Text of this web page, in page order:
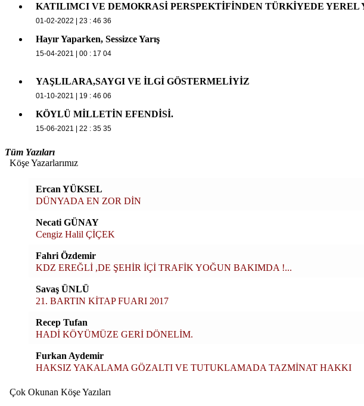
KATILIMCI VE DEMOKRASİ PERSPEKTİFİNDEN TÜRKİYEDE YEREL
01-02-2022 | 23 : 46 36
Hayır Yaparken, Sessizce Yarış
15-04-2021 | 00 : 17 04
YAŞLILARA,SAYGI VE İLGİ GÖSTERMELİYİZ
01-10-2021 | 19 : 46 06
KÖYLÜ MİLLETİN EFENDİSİ.
15-06-2021 | 22 : 35 35
Tüm Yazıları
Köşe Yazarlarımız
Ercan YÜKSEL
DÜNYADA EN ZOR DİN
Necati GÜNAY
Cengiz Halil ÇİÇEK
Fahri Özdemir
KDZ EREĞLİ ,DE ŞEHİR İÇİ TRAFİK YOĞUN BAKIMDA !...
Savaş ÜNLÜ
21. BARTIN KİTAP FUARI 2017
Recep Tufan
HADİ KÖYÜMÜZE GERİ DÖNELİM.
Furkan Aydemir
HAKSIZ YAKALAMA GÖZALTI VE TUTUKLAMADA TAZMİNAT HAKKI
Çok Okunan Köşe Yazıları